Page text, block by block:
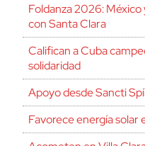
Foldanza 2026:
con Santa Clara
Califican a Cuba
solidaridad
Apoyo desde Sancti
Favorece energía solar